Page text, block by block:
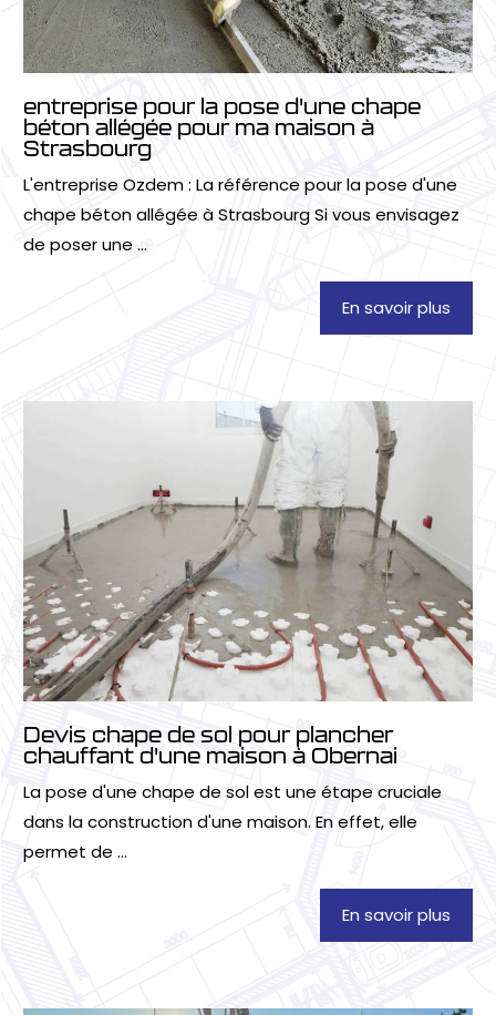
entreprise pour la pose d'une chape
béton allégée pour ma maison à
Strasbourg
L'entreprise Ozdem : La référence pour la pose d'une
chape béton allégée à Strasbourg Si vous envisagez
de poser une ...
En savoir plus
Devis chape de sol pour plancher
chauffant d'une maison à Obernai
La pose d'une chape de sol est une étape cruciale
dans la construction d'une maison. En effet, elle
permet de ...
En savoir plus